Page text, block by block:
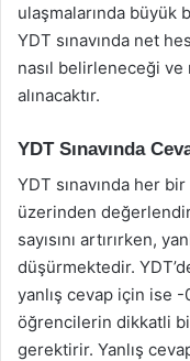
ulaşmalarında büyük
YDT sınavında net
nasıl belirleneceği ve
alınacaktır.
YDT Sınavında
YDT sınavında her
üzerinden
sayısını artırırken,
düşürmektedir.
yanlış cevap için ise
öğrencilerin dikkatli
gerektirir. Yanlış